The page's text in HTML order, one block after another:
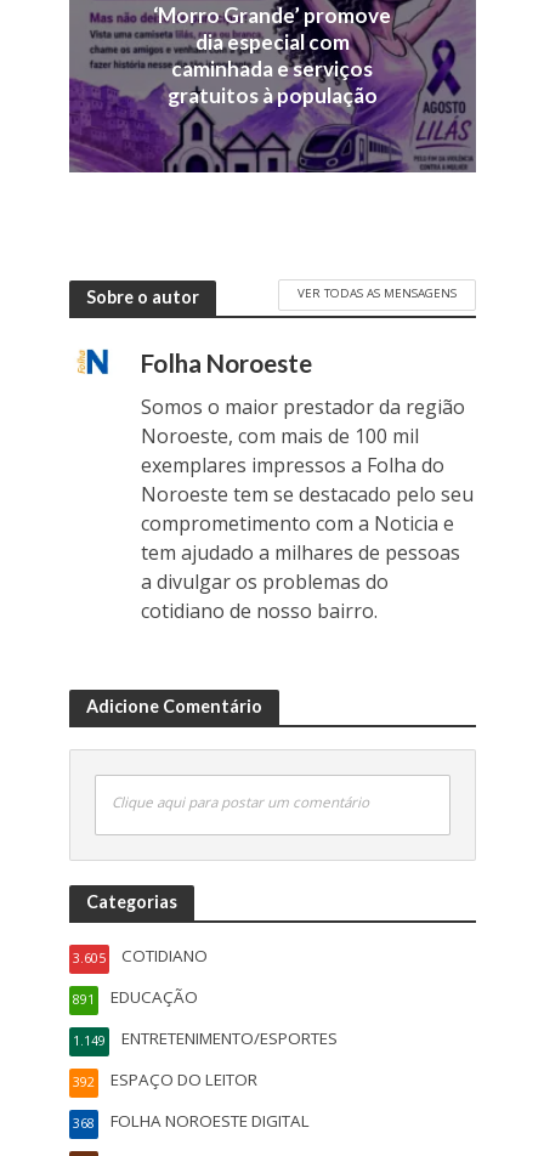
‘Morro Grande’ promove
dia especial com
caminhada e serviços
gratuitos à população
Sobre o autor VER TODAS AS MENSAGENS
Folha Noroeste
Somos o maior prestador da região
Noroeste, com mais de 100 mil
exemplares impressos a Folha do
Noroeste tem se destacado pelo seu
comprometimento com a Noticia e
tem ajudado a milhares de pessoas
a divulgar os problemas do
cotidiano de nosso bairro.
Adicione Comentário
Clique aqui para postar um comentário
Categorias
COTIDIANO
3.605
EDUCAÇÃO
891
ENTRETENIMENTO/ESPORTES
1.149
ESPAÇO DO LEITOR
392
FOLHA NOROESTE DIGITAL
368